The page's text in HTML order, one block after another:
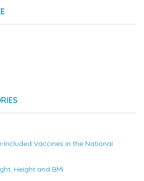
Vaccines in the National
Height and BMI